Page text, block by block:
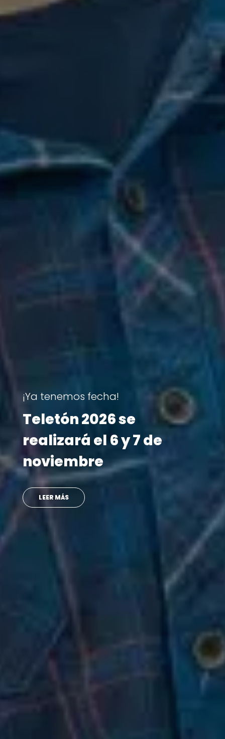
Visita Teletón
Ministro se reencontró
con doctora que lo
atendió en su infancia
VER MÁS